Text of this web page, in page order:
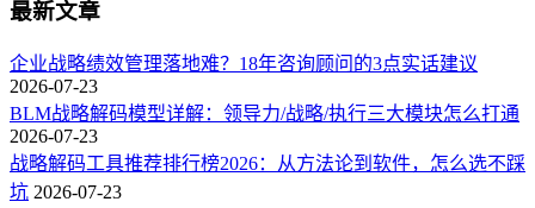
最新文章
企业战略绩效管理落地难？18年咨询顾问的3点实话建议
2026-07-23
BLM战略解码模型详解：领导力/战略/执行三大模块怎么打通
2026-07-23
战略解码工具推荐排行榜2026：从方法论到软件，怎么选不踩
坑 2026-07-23